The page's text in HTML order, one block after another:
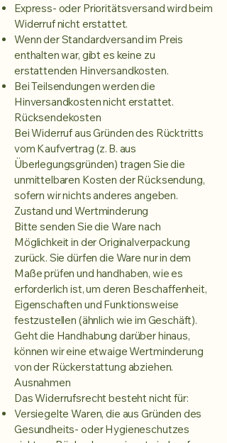
Express- oder Prioritätsversand wird beim
Widerruf nicht erstattet.
Wenn der Standardversand im Preis
enthalten war, gibt es keine zu
erstattenden Hinversandkosten.
Bei Teilsendungen werden die
Hinversandkosten nicht erstattet.
Rücksendekosten
Bei Widerruf aus Gründen des Rücktritts
vom Kaufvertrag (z. B. aus
Überlegungsgründen) tragen Sie die
unmittelbaren Kosten der Rücksendung,
sofern wir nichts anderes angeben.
Zustand und Wertminderung
Bitte senden Sie die Ware nach
Möglichkeit in der Originalverpackung
zurück. Sie dürfen die Ware nur in dem
Maße prüfen und handhaben, wie es
erforderlich ist, um deren Beschaffenheit,
Eigenschaften und Funktionsweise
festzustellen (ähnlich wie im Geschäft).
Geht die Handhabung darüber hinaus,
können wir eine etwaige Wertminderung
von der Rückerstattung abziehen.
Ausnahmen
Das Widerrufsrecht besteht nicht für:
Versiegelte Waren, die aus Gründen des
Gesundheits- oder Hygieneschutzes